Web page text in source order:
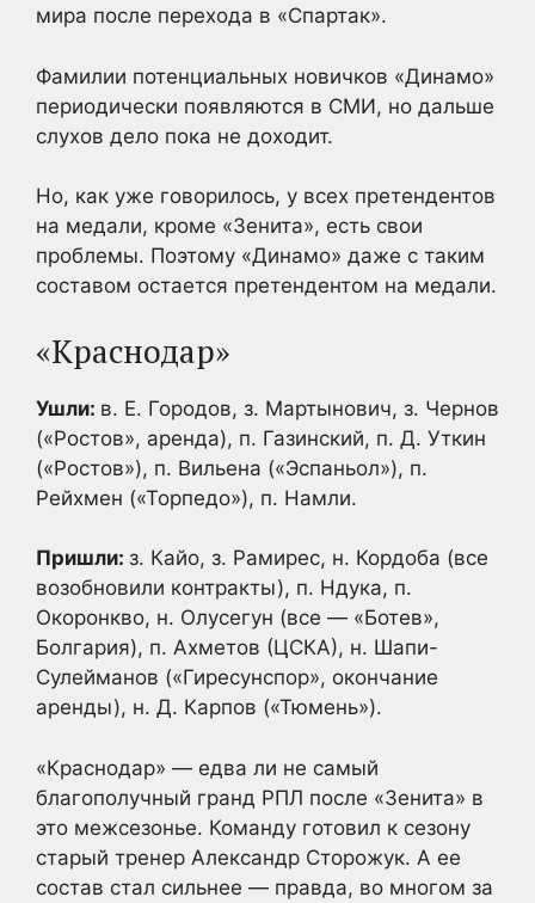
мира после перехода в «Спартак».
Фамилии потенциальных новичков «Динамо»
периодически появляются в СМИ, но дальше
слухов дело пока не доходит.
Но, как уже говорилось, у всех претендентов
на медали, кроме «Зенита», есть свои
проблемы. Поэтому «Динамо» даже с таким
составом остается претендентом на медали.
«Краснодар»
Ушли: в. Е. Городов, з. Мартынович, з. Чернов
(«Ростов», аренда), п. Газинский, п. Д. Уткин
(«Ростов»), п. Вильена («Эспаньол»), п.
Рейхмен («Торпедо»), п. Намли.
Пришли: з. Кайо, з. Рамирес, н. Кордоба (все
возобновили контракты), п. Ндука, п.
Окоронкво, н. Олусегун (все — «Ботев»,
Болгария), п. Ахметов (ЦСКА), н. Шапи-
Сулейманов («Гиресунспор», окончание
аренды), н. Д. Карпов («Тюмень»).
«Краснодар» — едва ли не самый
благополучный гранд РПЛ после «Зенита» в
это межсезонье. Команду готовил к сезону
старый тренер Александр Сторожук. А ее
состав стал сильнее — правда, во многом за